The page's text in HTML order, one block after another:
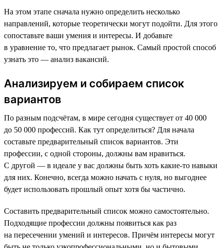
На этом этапе сначала нужно определить несколько
направлений, которые теоретически могут подойти. Для этого
сопоставьте ваши умения и интересы. И добавьте
в уравнение то, что предлагает рынок. Самый простой способ
узнать это — анализ вакансий.
Анализируем и собираем список
вариантов
По разным подсчётам, в мире сегодня существует от 40 000
до 50 000 профессий. Как тут определиться? Для начала
составьте предварительный список вариантов. Эти
профессии, с одной стороны, должны вам нравиться.
С другой — в идеале у вас должны быть хоть какие-то навыки
для них. Конечно, всегда можно начать с нуля, но выгоднее
будет использовать прошлый опыт хотя бы частично.
Составить предварительный список можно самостоятельно.
Подходящие профессии должны появиться как раз
на пересечении умений и интересов. Причём интересы могут